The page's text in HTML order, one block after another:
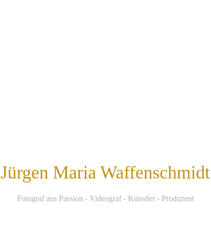
Jürgen Maria Waffenschmidt
Fotograf aus Passion - Videograf - Künstler - Produzent